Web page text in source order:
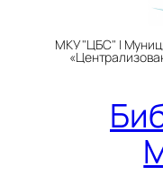
МКУ "ЦБС" |